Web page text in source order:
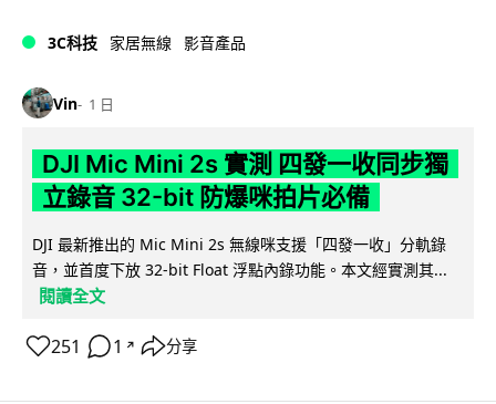
3C科技 家居無線 影音產品
Vin 1 日
DJI Mic Mini 2s 實測 四發一收同步獨
立錄音 32-bit 防爆咪拍片必備
DJI 最新推出的 Mic Mini 2s 無線咪支援「四發一收」分軌錄
音，並首度下放 32-bit Float 浮點內錄功能。本文經實測其...
閱讀全文
251 1 ↗ 分享